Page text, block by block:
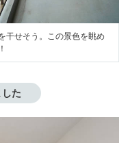
干せそう。この景色を眺め
た